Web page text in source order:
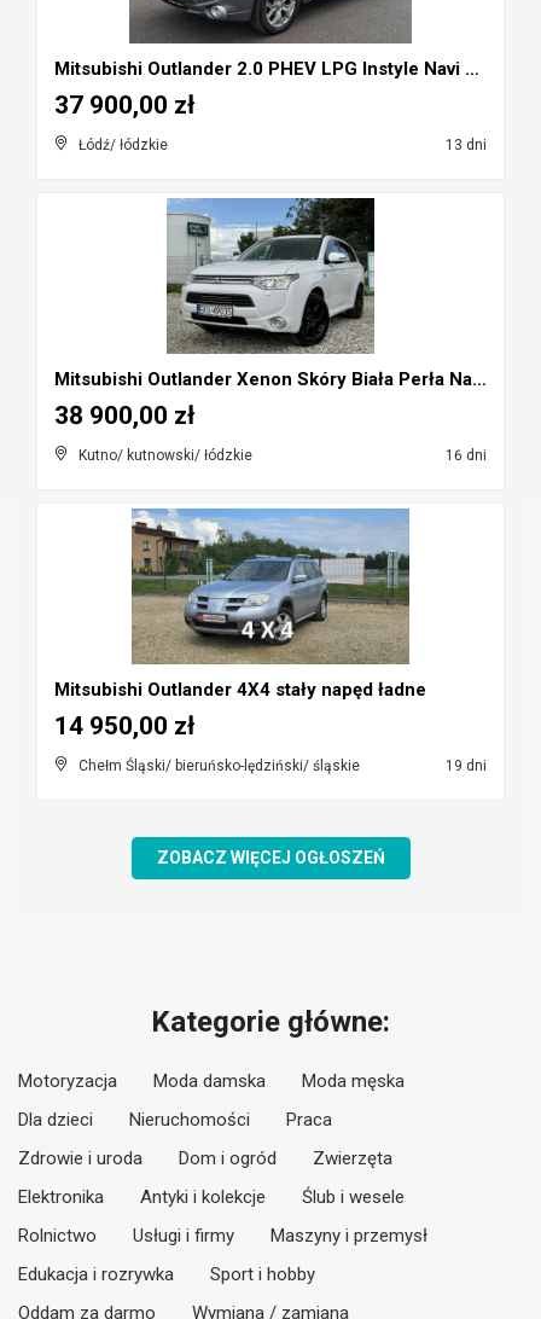
Mitsubishi Outlander 2.0 PHEV LPG Instyle Navi Plu...
Łódź/ łódzkie 13 dni
37 900,00 zł
Mitsubishi Outlander Xenon Skóry Biała Perła Navi ...
Kutno/ kutnowski/ łódzkie 16 dni
38 900,00 zł
Mitsubishi Outlander 4X4 stały napęd ładne
Chełm Śląski/ bieruńsko-lędziński/ śląskie 19 dni
14 950,00 zł
ZOBACZ WIĘCEJ OGŁOSZEŃ
Kategorie główne:
Motoryzacja Moda damska
Moda męska
Dla dzieci
Nieruchomości
Praca
Zdrowie i uroda
Dom i ogród
Zwierzęta
Elektronika
Antyki i kolekcje
Ślub i wesele
Rolnictwo
Usługi i firmy
Maszyny i przemysł
Edukacja i rozrywka
Sport i hobby
Oddam za darmo
Wymiana / zamiana